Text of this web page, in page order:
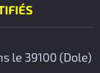
le 39100 (Dole)